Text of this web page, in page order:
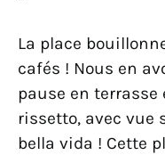
La place
cafés ! Nous en
pause en
rissetto, avec vue
bella vida ! Cette